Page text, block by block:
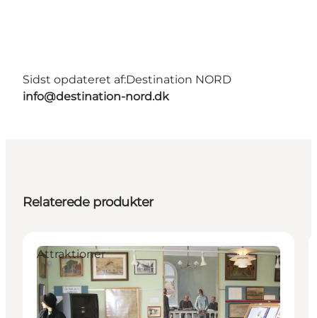
Sidst opdateret af:Destination NORD
info@destination-nord.dk
Relaterede produkter
Attraktioner